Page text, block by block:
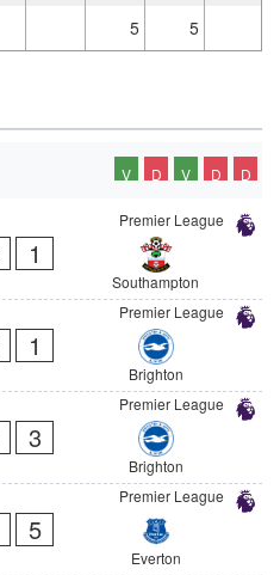
5 5
V D V D D
Premier League
1
Southampton
Premier League
1
Brighton
Premier League
3
Brighton
Premier League
5
Everton